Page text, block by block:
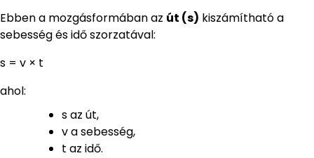
Ebben a mozgásformában az út (s) kiszámítható a
sebesség és idő szorzatával:
s = v × t
ahol:
s az út,
v a sebesség,
t az idő.